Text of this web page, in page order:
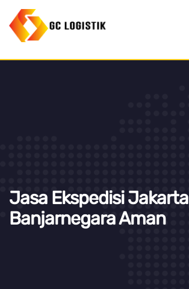
Jasa Ekspedisi Jakarta
Banjarnegara Aman